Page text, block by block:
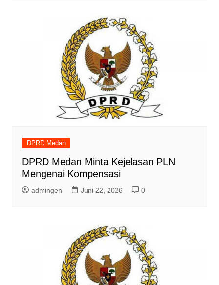
DPRD Medan
DPRD Medan Minta Kejelasan PLN
Mengenai Kompensasi
admingen Juni 22, 2026 0